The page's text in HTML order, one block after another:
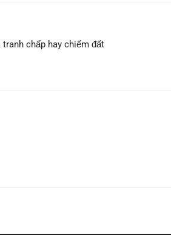
chấp hay chiếm đất